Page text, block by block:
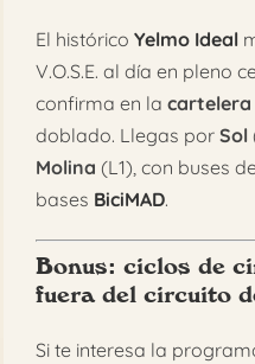
El histórico Yelmo Ideal
V.O.S.E. al día en pleno
confirma en la cartelera
doblado. Llegas por Sol
Molina (L1), con buses
bases BiciMAD.
Bonus: ciclos de
fuera del circuito
Si te interesa la